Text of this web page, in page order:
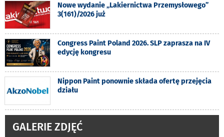
Nowe wydanie „Lakiernictwa Przemysłowego”
3(161)/2026 już
Congress Paint Poland 2026. SLP zaprasza na IV
edycję kongresu
Nippon Paint ponownie składa ofertę przejęcia
działu
GALERIE ZDJĘĆ